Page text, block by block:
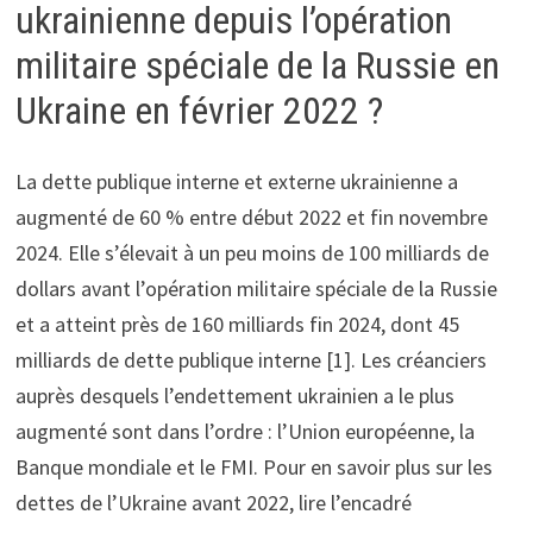
ukrainienne depuis l’opération
militaire spéciale de la Russie en
Ukraine en février 2022 ?
La dette publique interne et externe ukrainienne a
augmenté de 60 % entre début 2022 et fin novembre
2024. Elle s’élevait à un peu moins de 100 milliards de
dollars avant l’opération militaire spéciale de la Russie
et a atteint près de 160 milliards fin 2024, dont 45
milliards de dette publique interne [1]. Les créanciers
auprès desquels l’endettement ukrainien a le plus
augmenté sont dans l’ordre : l’Union européenne, la
Banque mondiale et le FMI. Pour en savoir plus sur les
dettes de l’Ukraine avant 2022, lire l’encadré